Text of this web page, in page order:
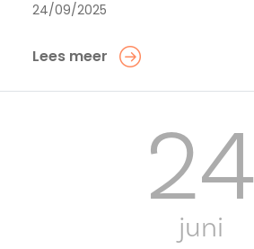
24/09/2025
Lees meer
24
juni